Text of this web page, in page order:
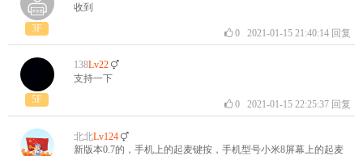
3F
收到
02021-01-15 21:40:14 回复
5F
138Lv22
支持一下
02021-01-15 22:25:37 回复
北北Lv124
新版本0.7的，手机上的起麦键按，手机型号小米8屏幕上的起麦